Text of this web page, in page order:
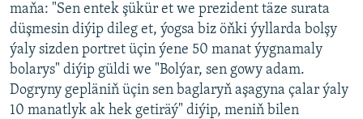
maňa: "Sen entek şükür et we prezident täze surata
düşmesin diýip dileg et, ýogsa biz öňki ýyllarda bolşy
ýaly sizden portret üçin ýene 50 manat ýygnamaly
bolarys" diýip güldi we "Bolýar, sen gowy adam.
Dogryny gepläniň üçin sen baglaryň aşagyna çalar ýaly
10 manatlyk ak hek getiräý" diýip, meniň bilen